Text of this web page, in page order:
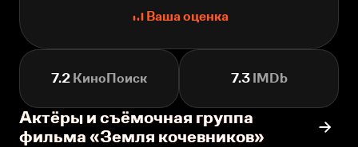
Ваша оценка
7.2 КиноПоиск 7.3IMDb
Актёры и съёмочная группа
фильма «Земля кочевников»